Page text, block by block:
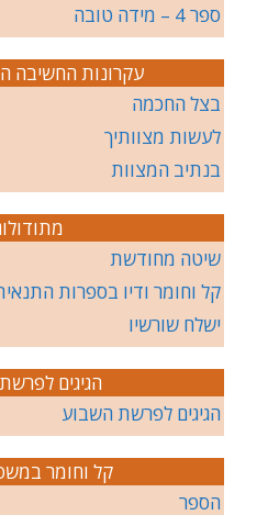
ספר 4 – מידה טובה
עקרונות החשיבה
בצל החכמה
לעשות מצוותיך
בנתיב המצוות
שיטה מחודשת
קל וחומר ודיו בספרות
ישלח שורשיו
הגיגים
הגיגים לפרשת השבוע
קל וחומר
הספר